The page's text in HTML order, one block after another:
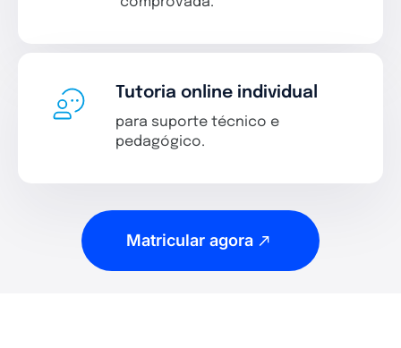
Tutoria online individual
para suporte técnico e
pedagógico.
Matricular agora